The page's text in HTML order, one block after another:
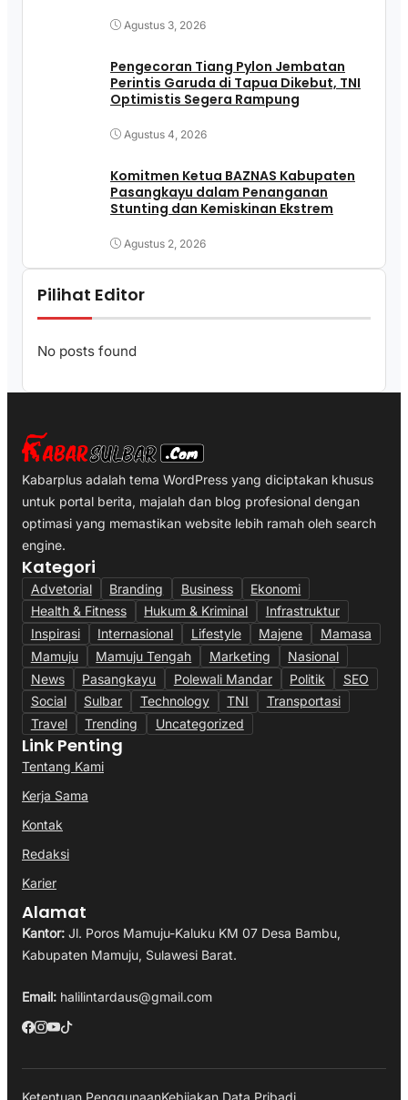
Agustus 3, 2026
Pengecoran Tiang Pylon Jembatan
Perintis Garuda di Tapua Dikebut, TNI
Optimistis Segera Rampung
Agustus 4, 2026
Komitmen Ketua BAZNAS Kabupaten
Pasangkayu dalam Penanganan
Stunting dan Kemiskinan Ekstrem
Agustus 2, 2026
Pilihat Editor
No posts found
Kabarplus adalah tema WordPress yang diciptakan khusus
untuk portal berita, majalah dan blog profesional dengan
optimasi yang memastikan website lebih ramah oleh search
engine.
Kategori
Advetorial Branding Business
Ekonomi
Health & Fitness
Hukum & Kriminal
Infrastruktur
Inspirasi
Internasional Lifestyle Majene
Mamasa
Mamuju
Mamuju Tengah Marketing
Nasional
News
Pasangkayu Polewali Mandar Politik
SEO
Social
Sulbar Technology TNI
Transportasi
Travel
Trending Uncategorized
Link Penting
Tentang Kami
Kerja Sama
Kontak
Redaksi
Karier
Alamat
Kantor: Jl. Poros Mamuju-Kaluku KM 07 Desa Bambu,
Kabupaten Mamuju, Sulawesi Barat.
Email: halilintardaus@gmail.com